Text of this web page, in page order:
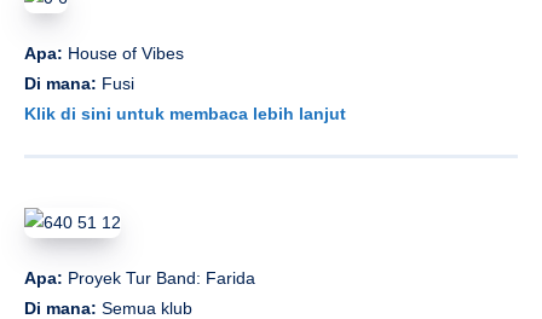
Apa: House of Vibes
Di mana: Fusi
Klik di sini untuk membaca lebih lanjut
Apa: Proyek Tur Band: Farida
Di mana: Semua klub